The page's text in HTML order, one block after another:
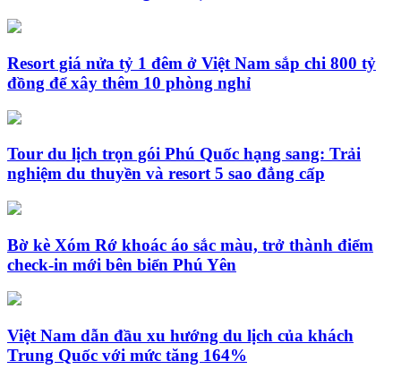
Resort giá nửa tỷ 1 đêm ở Việt Nam sắp chi 800 tỷ
đồng để xây thêm 10 phòng nghỉ
Tour du lịch trọn gói Phú Quốc hạng sang: Trải
nghiệm du thuyền và resort 5 sao đẳng cấp
Bờ kè Xóm Rớ khoác áo sắc màu, trở thành điểm
check-in mới bên biển Phú Yên
Việt Nam dẫn đầu xu hướng du lịch của khách
Trung Quốc với mức tăng 164%